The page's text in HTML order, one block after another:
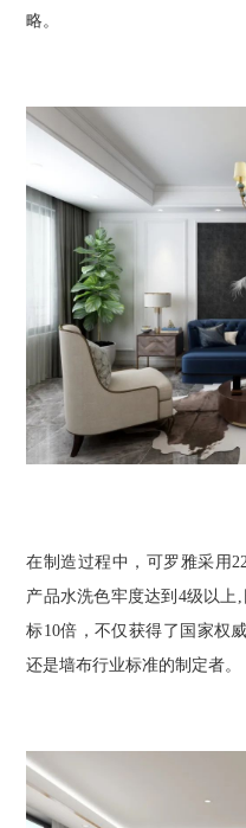
略。
在制造过程中，可罗雅采用
产品水洗色牢度达到4级以上
标10倍，不仅获得了国家权
还是墙布行业标准的制定者。